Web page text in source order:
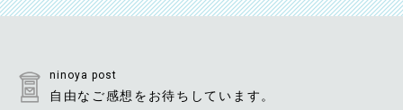
ninoya post
自由なご感想をお待ちしています。